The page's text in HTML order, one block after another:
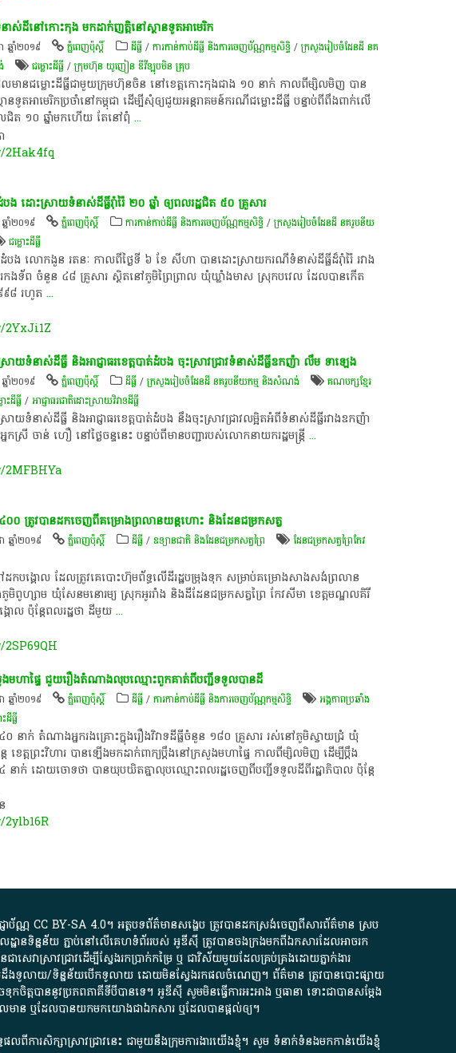
ាស់​ដី​នៅ​កោះកុង​ មក​ដាក់​ញត្តិ​នៅ​ស្ថានទូត​អាមេរិក
ឆ្នាំ២០១៩ ភ្នំពេញប៉ុស្តិ៍ ដីធ្លី/ការកាន់កាប់​ដីធ្លី និង​ការចេញ​ប័ណ្ណកម្មសិទ្ធិ​/ក្រសួងរៀបចំដែនដី នគ
ជម្លោះ​ដីធ្លី/ក្រុមហ៊ុន​ ​យូញៀន ឌីវីឡុបមិន គ្រុប
មាន​ជម្លោះ​ដីធ្លី​ជាមួយ​ក្រុមហ៊ុន​ចិន នៅ​ខេត្ត​កោះកុង​ជាង ១០ នាក់ កាល​ពី​ម្សិលមិញ​ បាន​
នទូត​អាមេរិក​ប្រចាំ​នៅ​កម្ពុជា ដើម្បី​សុំ​ឲ្យ​ជួយ​អន្តរាគមន៍​ករណី​ជម្លោះ​ដីធ្លី ​បន្ទាប់​ពី​ពឹងពាក់​លើ​
ល​ជិត​ ១០ ឆ្នាំ​មក​ហើយ តែ​នៅ​ពុំ...
ដំបង ដោះ​ស្រាយ​ទំនាស់​ដីធ្លី​រ៉ាំរ៉ៃ ២០ ឆ្នាំ​ ឲ្យ​ពលរដ្ឋ​ជិត ៥០ គ្រួសារ
នាំ២០១៩ ភ្នំពេញប៉ុស្តិ៍ ការកាន់កាប់​ដីធ្លី និង​ការចេញ​ប័ណ្ណកម្មសិទ្ធិ​/ក្រសួងរៀបចំដែនដី នគរូបនីយ
ជម្លោះ​ដីធ្លី
បង ​លោក​ងួន រតនៈ​ កាលពី​ថ្ងៃទី ៦​ ខែ​ សីហា​ បាន​ដោះ​ស្រាយ​ករណី​ទំនាស់​ដីធ្លី​ដ៏​រ៉ាំ​រ៉ៃ ​រវាង​
កង​ទ័ព ​ចំនួន​ ៤៨ គ្រួសារ ​ស្ថិត​នៅ​ភូមិ​ព្រៃ​ព្រាល ឃុំ​ឃ្លាំង​មាស ​ស្រុក​បវេល ​ដែល​បាន​កើត​
៩៩៨ រហូត...
ស្រាយ​ទំ​នាស់ដី​ធ្លី​ និង​អាជ្ញាធរ​ខេត្ត​បាត់ដំបង​ ចុះ​ស្រាវជ្រាវ​ទំនាស់​ដីធ្លី​ឧកញ៉ា លឹម​ ទាឡេង
នាំ២០១៩ ភ្នំពេញប៉ុស្តិ៍ ដីធ្លី/ក្រសួងរៀបចំដែនដី នគរូបនីយកម្ម និងសំណង់
គណបក្ស​ខ្មែរ​
ះ​ដីធ្លី/អាជ្ញាធរ​ជាតិ​ដោះ​ស្រាយ​វិវាទ​ដីធ្លី​
រាយ​ទំនាស់​ដីធ្លី​ និង​អាជ្ញា​ធរ​ខេត្ត​បាត់​ដំបង​ ​នឹង​ចុះ​ស្រាវ​ជ្រាវ​លម្អិត​អំពី​ទំនាស់​ដីធ្លី​រវាង​ឧក​ញ៉ា
ស្រី ​ចាន់​ ហឿ ​នៅ​ថ្ងៃ​ចន្ទនេះ ​បន្ទាប់​ពី​មាន​បញ្ជា​របស់​លោក​នាយក​រ​ដ្ឋ​មន្ត្រី...
០ ត្រូវ​បាន​ដក​ចេញ​ពី​គម្រោង​ព្រលាន​យន្តហោះ និង​ដែន​ជម្រក​សត្វ
ឆ្នាំ២០១៩ ភ្នំពេញប៉ុស្តិ៍ ដីធ្លី/ឧទ្យានជាតិ និងដែនជម្រកសត្វព្រៃ
ដែនជម្រកសត្វព្រៃកែវ
ៅ​ដក​បង្គោល ​ដែល​ត្រូវ​គេ​បោះ​ហ៊ុមព័ទ្ធ​លើដី​រដ្ឋ​បម្រុង​ទុក​ សម្រាប់​គម្រោង​សាងសង់​ព្រលាន​
មិ​ពូហ្សាម​ ឃុំ​សែនមនោរម្យ​ ស្រុក​អូររាំង​ និង​ដី​ដែន​ជម្រក​សត្វ​ព្រៃ​ កែវសីមា ​ខេត្ត​មណ្ឌលគិរី
ោល ​ប៉ុន្តែ​ពលរដ្ឋ​ថា​ ដី​មួយ...
សួង​មហាផ្ទៃ ​ជួយ​រឿង​តំណាង​លុប​ឈ្មោះ​ពួកគាត់​ពី​បញ្ជី​ទទួល​បានដី​
ឆ្នាំ២០១៩ ភ្នំពេញប៉ុស្តិ៍ ដីធ្លី/ការកាន់កាប់​ដីធ្លី និង​ការចេញ​ប័ណ្ណកម្មសិទ្ធិ​
អង្គភាពប្រឆាំង
ដីធ្លី
៤០ នាក់ តំណាង​អ្នករង​គ្រោះ​​​ក្នុង​រឿង​វិវាទ​ដីធ្លីចំនួន ​១៨០ គ្រួសារ រស់នៅ​ភូមិ​ស្វាយជ្រំ ឃុំ​
ត ខេត្តព្រះ​វិហារ បានឡើងមក​​ដាក់​ពាក្យ​ប្តឹង​នៅ​ក្រសួង​មហាផ្ទៃ កាល​ពី​ម្សិល​មិញ ដើម្បី​ប្ដឹង​
ា​ក់​ ដោយ​ចោទថា បាន​ឃុបឃិត​គ្នា​លុបឈ្មោះ​ពលរដ្ឋ​ចេញពី​បញ្ជី​ទទួល​ដី​ពី​រដ្ឋាភិបាល ប៉ុន្ដែ​
ាប័ណ្ណ​ CC BY-SA 4.0។​ អត្ថបទ​ព័ត៌មាន​សង្ខេប​ ត្រូវ​បាន​ដកស្រង់​ចេញពី​សារព័ត៌មាន ស្រប
ឋាន​ទិន្នន័យ ​ភ្ជាប់​នៅ​លើ​គេហទំព័រ​របស់​ អូ​ឌី​ស៊ី​ ត្រូវ​បាន​ចងក្រង​មក​ពី​ឯកសារ​ដែល​អាច​រក​
ា​ស្រាវជ្រាវ​ដើម្បី​ស្វែងរកប្រាក់​កម្រៃ​ ឬ​ ជា​វិស័យ​មួយ​ដែល​គ្រប់គ្រង​ដោយ​ភ្នាក់ងារ​
យល់​ដឹង​ទូលាយ​/​ទិន្នន័យ​បើក​ទូលាយ​ ដោយ​មិនស្វែង​រក​ផល​ចំណេញ​។​ ព័ត៌មាន​ ត្រូវ​បាន​បោះផ្សាយ​
ត​បាននូវ​ប្រភព​ភាគី​ទី​បី​បាន​ទេ​។​ អូ​ឌី​ស៊ី​ សូម​មិន​ធ្វើការ​អះអាង​ ឬ​ធានា​ ទោះជា​បាន​សម្តែង​
ល​មាន​ ឬ​ដែល​បាន​យក​មក​យោង​ជា​ឯកសារ​ ឬ​ដែល​បាន​ផ្តល់​ឲ្យ​។
លពីការសិក្សាស្រាវជ្រាវនេះ ជាមួយនឹងក្រុមការងារយើងខ្ញុំ។ សូម ទំនាក់ទំនងមកកាន់យើងខ្ញុំ